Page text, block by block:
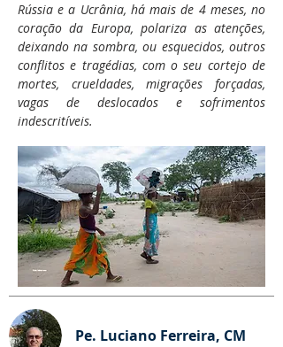
Rússia e a Ucrânia, há mais de 4 meses, no
coração da Europa, polariza as atenções,
deixando na sombra, ou esquecidos, outros
conflitos e tragédias, com o seu cortejo de
mortes, crueldades, migrações forçadas,
vagas de deslocados e sofrimentos
indescritíveis.
Pe. Luciano Ferreira, CM